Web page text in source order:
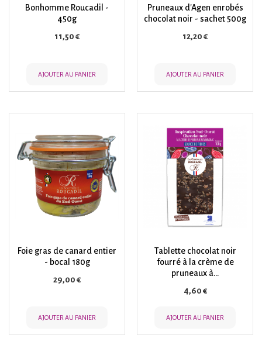
Bonhomme Roucadil -
450g
Prix
11,50 €
AJOUTER AU PANIER
Pruneaux d'Agen enrobés
chocolat noir - sachet 500g
Prix
12,20 €
AJOUTER AU PANIER
Foie gras de canard entier
- bocal 180g
Prix
29,00 €
AJOUTER AU PANIER
Tablette chocolat noir
fourré à la crème de
pruneaux à...
Prix
4,60 €
AJOUTER AU PANIER